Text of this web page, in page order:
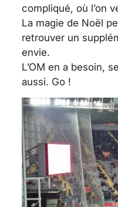
compliqué, où l’on
La magie de Noël
retrouver un
envie.
L’OM en a besoin,
aussi. Go !